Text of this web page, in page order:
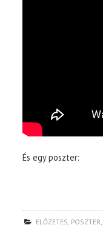
És egy poszter:
ELŐZETES POSZTER